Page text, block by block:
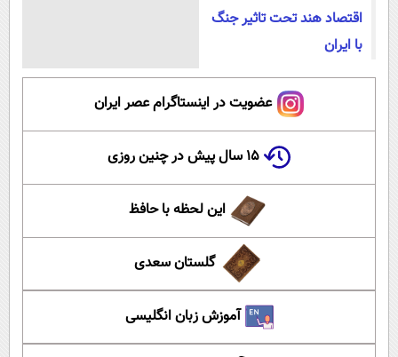
اقتصاد هند تحت تاثیر جنگ
با ایران
عضویت در اینستاگرام عصر ایران
۱۵ سال پیش در چنین روزی
این لحظه با حافظ
گلستان سعدی
آموزش زبان انگلیسی